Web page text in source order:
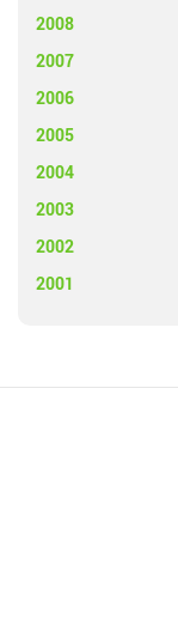
2008
2007
2006
2005
2004
2003
2002
2001